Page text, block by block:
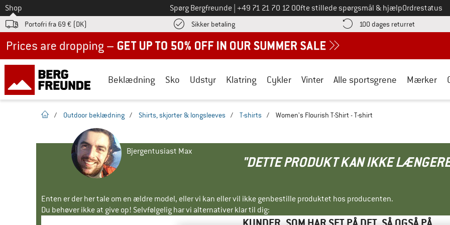
Til
Shop Spørg Bergfreunde Ring til os på
+49 71 21 70 12 0Ofte stillede spørgsmål & hjælpOrdrestatus
Portofri fra 69 € (DK) Sikker betalingFind betalingsoplysningerne her! Åbnes i en infoboks
100 dages returret Gå til
Beklædning Sko Udstyr Klatring Cykler Vinter Alle sportsgrene Mærker
Hjemmeside
/ Outdoor beklædning / Shirts, skjorter & longsleeves / T-shirts / Women's Flourish T-Shirt - T-shirt
Bjergentusiast Max
"DETTE PRODUKT KAN IKKE
Enten er der her tale om en ældre model, eller vi kan eller vil ikke genbestille produktet hos producenten.
Du behøver ikke at give op! Selvfølgelig har vi alternativer klar til dig: